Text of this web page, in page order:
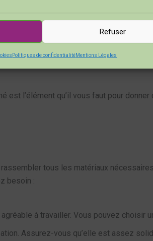
Refuser
Politiques de confidentialitéMentions Légales
les débutants. Avec un peu de
l’élément qu’il vous faut pour
tous les matériaux
besoin :
à travailler. Vous pouvez choisir
Assurez-vous qu’elle est assez